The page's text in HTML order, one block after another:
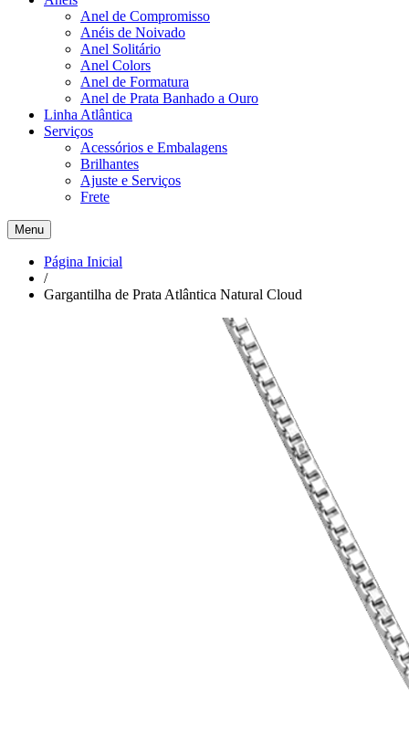
Anel de Compromisso
Anéis de Noivado
Anel Solitário
Anel Colors
Anel de Formatura
Anel de Prata Banhado a Ouro
Linha Atlântica
Serviços
Acessórios e Embalagens
Brilhantes
Ajuste e Serviços
Frete
Menu
Página Inicial
/
Gargantilha de Prata Atlântica Natural Cloud